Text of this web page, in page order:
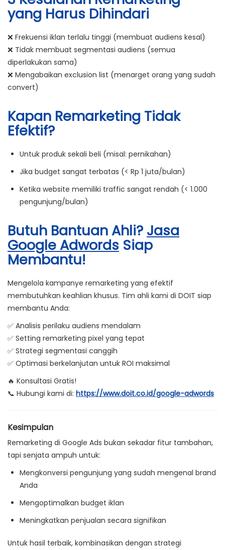
yang Harus Dihindari
❌ Frekuensi iklan terlalu tinggi (membuat audiens kesal)
❌ Tidak membuat segmentasi audiens (semua
diperlakukan sama)
❌ Mengabaikan exclusion list (menarget orang yang sudah
convert)
Kapan Remarketing Tidak
Efektif?
Untuk produk sekali beli (misal: pernikahan)
Jika budget sangat terbatas (< Rp 1 juta/bulan)
Ketika website memiliki traffic sangat rendah (< 1.000
pengunjung/bulan)
Butuh Bantuan Ahli? Jasa
Google Adwords Siap
Membantu!
Mengelola kampanye remarketing yang efektif
membutuhkan keahlian khusus. Tim ahli kami di DOIT siap
membantu Anda:
✅ Analisis perilaku audiens mendalam
✅ Setting remarketing pixel yang tepat
✅ Strategi segmentasi canggih
✅ Optimasi berkelanjutan untuk ROI maksimal
🔥 Konsultasi Gratis!
📞 Hubungi kami di: https://www.doit.co.id/google-adwords
Kesimpulan
Remarketing di Google Ads bukan sekadar fitur tambahan,
tapi senjata ampuh untuk:
Mengkonversi pengunjung yang sudah mengenal brand
Anda
Mengoptimalkan budget iklan
Meningkatkan penjualan secara signifikan
Untuk hasil terbaik, kombinasikan dengan strategi